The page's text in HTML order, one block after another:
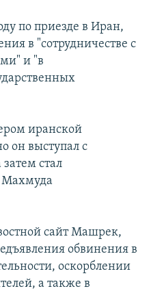
по приезде в Иран,
в "сотрудничестве с
и "в
иранской
он выступал с
стал
Махмуда
сайт Машрек,
обвинения в
оскорблении
а также в